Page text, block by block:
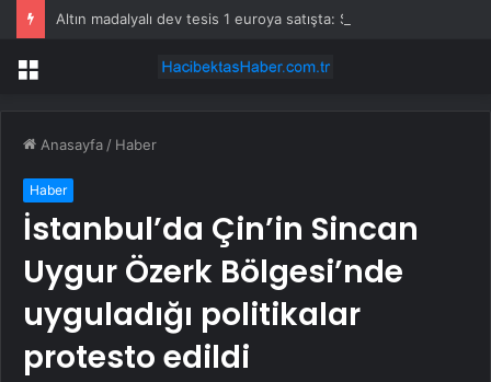
Menü
Anasayfa / Haber
Haber
İstanbul’da Çin’in Sincan
Uygur Özerk Bölgesi’nde
uyguladığı politikalar
protesto edildi